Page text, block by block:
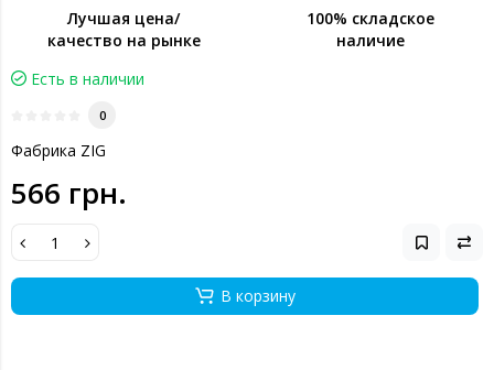
Лучшая цена/
качество на рынке
100% складское
наличие
Есть в наличии
0
Фабрика ZIG
566 грн.
В корзину